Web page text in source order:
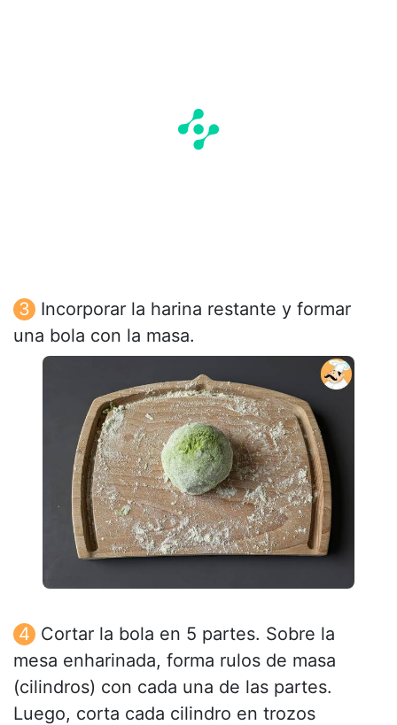
Incorporar la harina restante y formar
una bola con la masa.
Cortar la bola en 5 partes. Sobre la
mesa enharinada, forma rulos de masa
(cilindros) con cada una de las partes.
Luego, corta cada cilindro en trozos